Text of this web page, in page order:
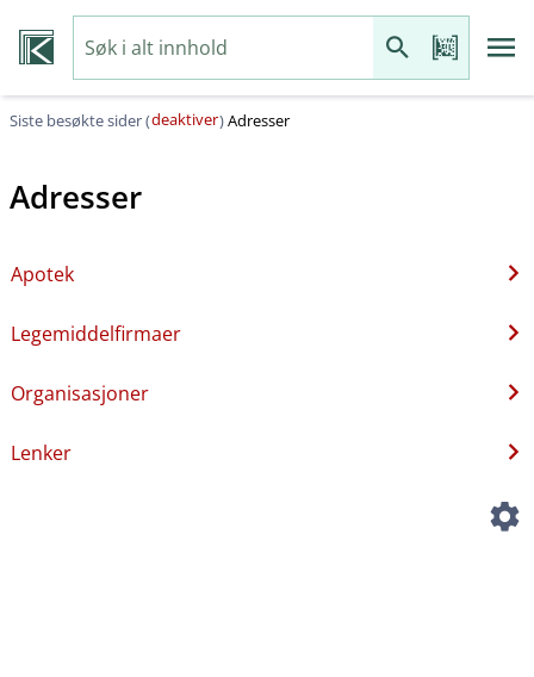
Siste besøkte sider (deaktiver)Adresser
Adresser
Apotek
Legemiddelfirmaer
Organisasjoner
Lenker